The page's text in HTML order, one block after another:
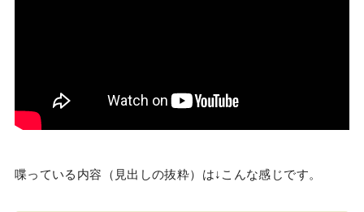
喋っている内容（見出しの抜粋）は↓こんな感じです。